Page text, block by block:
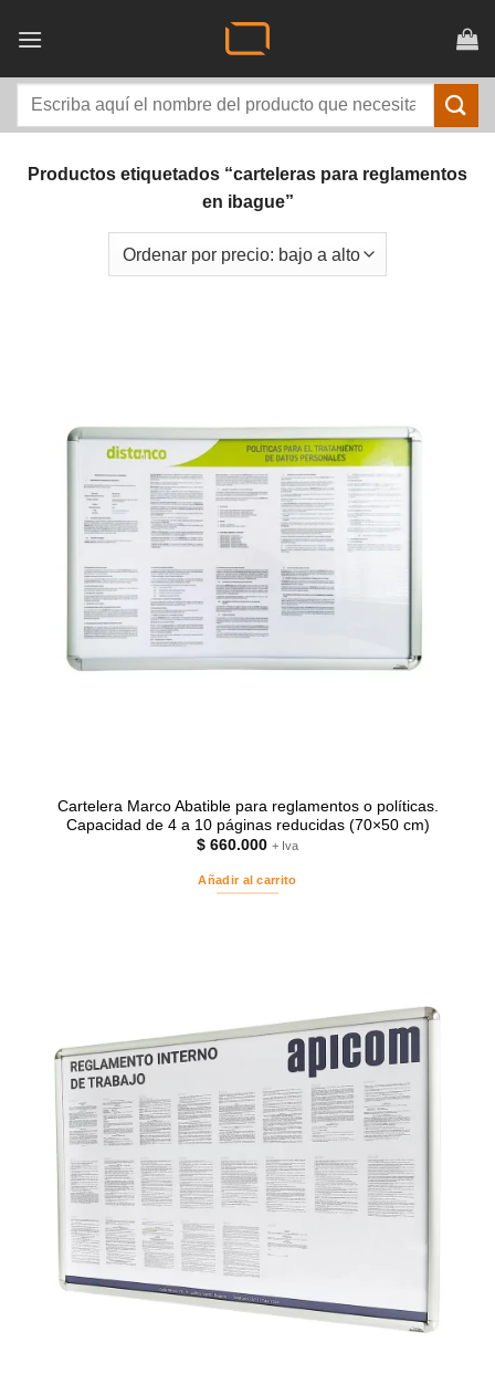
Buscar
Productos etiquetados “carteleras para reglamentos
en ibague”
Cartelera Marco Abatible para reglamentos o políticas.
Capacidad de 4 a 10 páginas reducidas (70×50 cm)
$ 660.000 + Iva
Añadir al carrito